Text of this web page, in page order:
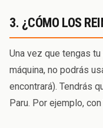
3. ¿CÓMO LOS
Una vez que tengas tu
máquina, no podrás
encontrará). Tendrás
Paru. Por ejemplo, con